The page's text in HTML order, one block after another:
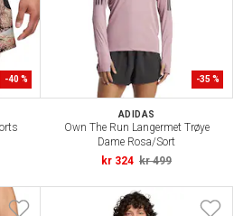
-40 % -35 %
ADIDAS
Own The Run Langermet Trøye
Dame Rosa/Sort
kr 324 kr 499